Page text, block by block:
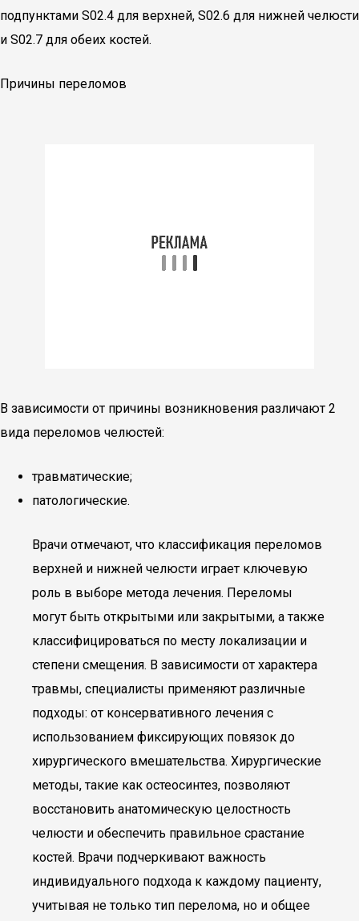
подпунктами S02.4 для верхней, S02.6 для нижней челюсти
и S02.7 для обеих костей.
Причины переломов
В зависимости от причины возникновения различают 2
вида переломов челюстей:
травматические;
патологические.
Врачи отмечают, что классификация переломов
верхней и нижней челюсти играет ключевую
роль в выборе метода лечения. Переломы
могут быть открытыми или закрытыми, а также
классифицироваться по месту локализации и
степени смещения. В зависимости от характера
травмы, специалисты применяют различные
подходы: от консервативного лечения с
использованием фиксирующих повязок до
хирургического вмешательства. Хирургические
методы, такие как остеосинтез, позволяют
восстановить анатомическую целостность
челюсти и обеспечить правильное срастание
костей. Врачи подчеркивают важность
индивидуального подхода к каждому пациенту,
учитывая не только тип перелома, но и общее